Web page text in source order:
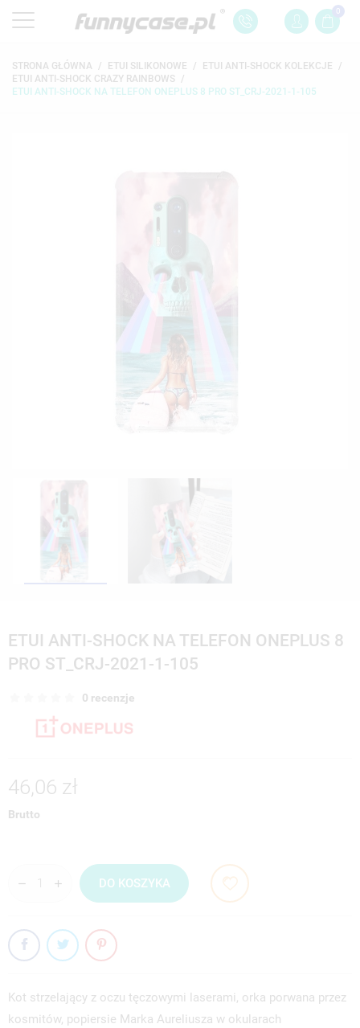
0
STRONA GŁÓWNA ETUI SILIKONOWE
ETUI ANTI-SHOCK KOLEKCJE
ETUI ANTI-SHOCK CRAZY RAINBOWS
ETUI ANTI-SHOCK NA TELEFON ONEPLUS 8 PRO ST_CRJ-2021-1-105
ETUI ANTI-SHOCK NA TELEFON ONEPLUS 8
PRO ST_CRJ-2021-1-105
0 recenzje
46,06 zł
Brutto
DO KOSZYKA
Kot strzelający z oczu tęczowymi laserami, orka porwana przez
kosmitów, popiersie Marka Aureliusza w okularach